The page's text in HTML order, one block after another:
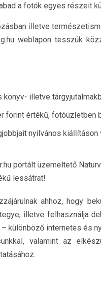
a fotók egyes részeit
illetve
weblapon tesszük
illetve
forint értékű, fotóüzletben
nyilvános
portált üzemeltető
lessátrat!
ahhoz, hogy
illetve felhasználja
különböző internetes és
valamint az